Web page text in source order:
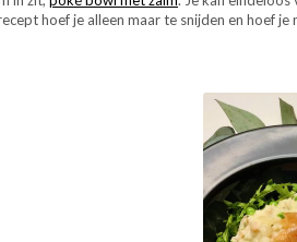
hoef je alleen maar te snijden en hoef je